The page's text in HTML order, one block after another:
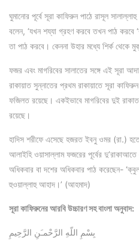
ঘুমানোর পূর্বে সূরা কাফিরুন পাঠে রাসূল
বলেন, ‘যখন শয্যা গ্রহণ করবে তখন পাঠ করবে
তা পাঠ করবে। কেননা উহার মধ্যে শির্ক থেকে
ফজর এবং মাগরিবের সালাতের সঙ্গে এই সূরা
রাকায়াত সুন্নাতের প্রথম রাকায়াতে সূরা
ফজিলত রয়েছে। একইভাবে মাগরিবের দুই
রয়েছে।
হাদিস শরীফে এসেছে হজরত ইবনু ওমর (রা.) হতে
আলাইহি ওয়াসাল্লাম ফজরের পূর্বের
অধিকবার বা দশের অধিকবার পাঠ করেছেন-
হুওয়াল্লাহু আহাদ।’ (আহমাদ)
সূরা কাফিরুনের আরবি উচ্চারণ সহ বাংলা অনুবাদ:
بِسْمِ اللّهِ الرَّحْمـَنِ الرَّحِيمِ